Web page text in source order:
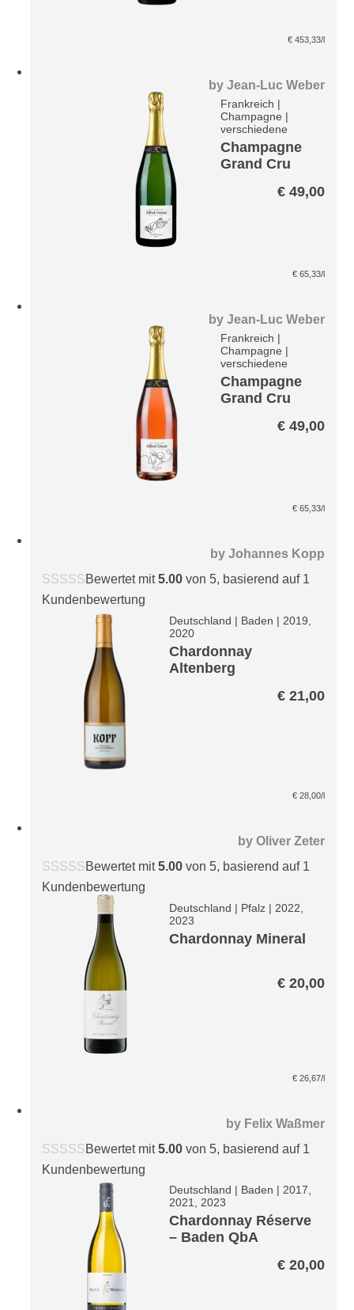
€ 453,33/l
byJean-Luc Weber
Frankreich |
Champagne |
verschiedene
Champagne
Grand Cru
Racines Brut
€ 49,00
€ 65,33/l
byJean-Luc Weber
Frankreich |
Champagne |
verschiedene
Champagne
Grand Cru
€ 49,00
€ 65,33/l
byJohannes Kopp
Bewertet mit5.00von 5, basierend auf 1
Kundenbewertung
Deutschland | Baden | 2019,
2020
Chardonnay
Altenberg
€ 21,00
€ 28,00/l
byOliver Zeter
Bewertet mit5.00von 5, basierend auf 1
Kundenbewertung
Deutschland | Pfalz | 2022,
2023
Chardonnay Mineral
€ 20,00
€ 26,67/l
by Felix Waßmer
Bewertet mit5.00von 5, basierend auf 1
Kundenbewertung
Deutschland | Baden |2017,
2021, 2023
Chardonnay Réserve
– Baden QbA
€ 20,00